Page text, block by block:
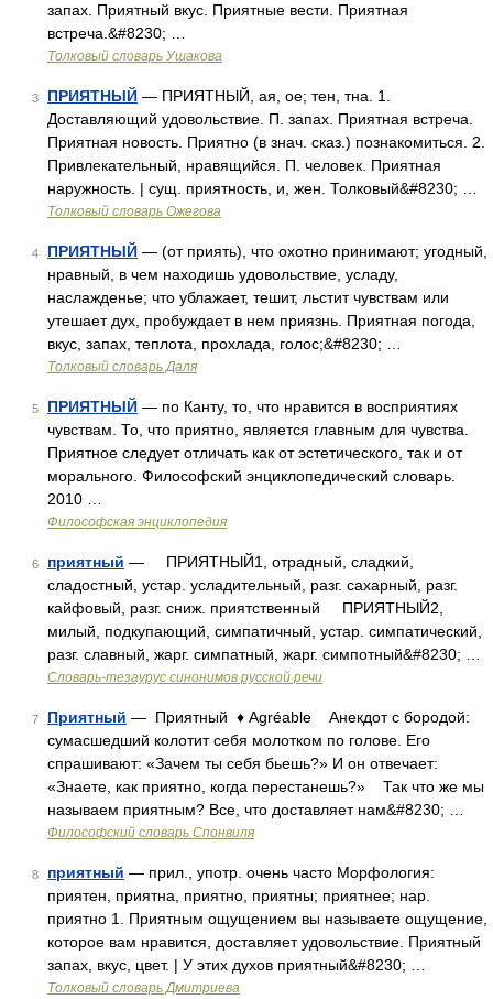
запах. Приятный вкус. Приятные вести. Приятная
встреча.&#8230; …
Толковый словарь Ушакова
3 ПРИЯТНЫЙ — ПРИЯТНЫЙ, ая, ое; тен, тна. 1.
Доставляющий удовольствие. П. запах. Приятная встреча.
Приятная новость. Приятно (в знач. сказ.) познакомиться. 2.
Привлекательный, нравящийся. П. человек. Приятная
наружность. | сущ. приятность, и, жен. Толковый&#8230; …
Толковый словарь Ожегова
4 ПРИЯТНЫЙ — (от приять), что охотно принимают; угодный,
нравный, в чем находишь удовольствие, усладу,
наслажденье; что ублажает, тешит, льстит чувствам или
утешает дух, пробуждает в нем приязнь. Приятная погода,
вкус, запах, теплота, прохлада, голос;&#8230; …
Толковый словарь Даля
5 ПРИЯТНЫЙ — по Канту, то, что нравится в восприятиях
чувствам. То, что приятно, является главным для чувства.
Приятное следует отличать как от эстетического, так и от
морального. Философский энциклопедический словарь.
2010 …
Философская энциклопедия
6 приятный — ПРИЯТНЫЙ1, отрадный, сладкий,
сладостный, устар. усладительный, разг. сахарный, разг.
кайфовый, разг. сниж. приятственный ПРИЯТНЫЙ2,
милый, подкупающий, симпатичный, устар. симпатический,
разг. славный, жарг. симпатный, жарг. симпотный&#8230; …
Словарь-тезаурус синонимов русской речи
7 Приятный — Приятный ♦ Agréable Анекдот с бородой:
сумасшедший колотит себя молотком по голове. Его
спрашивают: «Зачем ты себя бьешь?» И он отвечает:
«Знаете, как приятно, когда перестанешь?» Так что же мы
называем приятным? Все, что доставляет нам&#8230; …
Философский словарь Спонвиля
8 приятный — прил., употр. очень часто Морфология:
приятен, приятна, приятно, приятны; приятнее; нар.
приятно 1. Приятным ощущением вы называете ощущение,
которое вам нравится, доставляет удовольствие. Приятный
запах, вкус, цвет. | У этих духов приятный&#8230; …
Толковый словарь Дмитриева